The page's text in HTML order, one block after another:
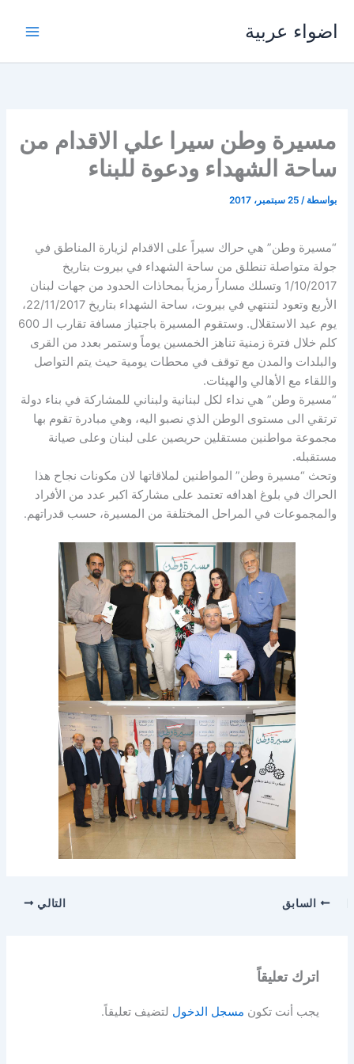
اضواء عربية
مسيرة وطن سيرا علي الاقدام من
ساحة الشهداء ودعوة للبناء
بواسطة /25 سبتمبر، 2017
“مسيرة وطن” هي حراك سيراً على الاقدام لزيارة المناطق في
جولة متواصلة تنطلق من ساحة الشهداء في بيروت بتاريخ
1/10/2017 وتسلك مساراً رمزياً بمحاذات الحدود من جهات لبنان
الأربع وتعود لتنتهي في بيروت، ساحة الشهداء بتاريخ 22/11/2017،
يوم عيد الاستقلال. وستقوم المسيرة باجتياز مسافة تقارب الـ 600
كلم خلال فترة زمنية تناهز الخمسين يوماً وستمر بعدد من القرى
والبلدات والمدن مع توقف في محطات يومية حيث يتم التواصل
واللقاء مع الأهالي والهيئات.
“مسيرة وطن” هي نداء لكل لبنانية ولبناني للمشاركة في بناء دولة
ترتقي الى مستوى الوطن الذي نصبو اليه، وهي مبادرة تقوم بها
مجموعة مواطنين مستقلين حريصين على لبنان وعلى صيانة
مستقبله.
وتحث “مسيرة وطن” المواطنين لملاقاتها لان مكونات نجاح هذا
الحراك في بلوغ اهدافه تعتمد على مشاركة اكبر عدد من الأفراد
والمجموعات في المراحل المختلفة من المسيرة، حسب قدراتهم.
السابق التالي
اترك تعليقاً
يجب أنت تكون مسجل الدخول لتضيف تعليقاً.